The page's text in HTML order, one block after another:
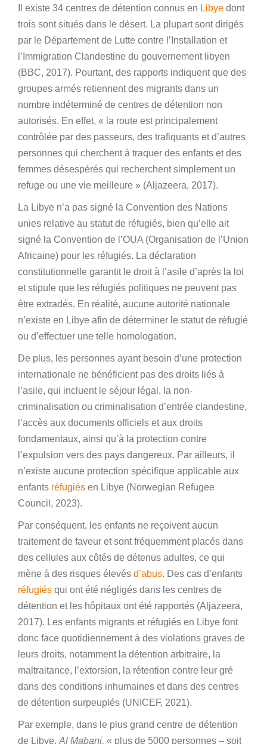
Il existe 34 centres de détention connus en Libye dont
trois sont situés dans le désert. La plupart sont dirigés
par le Département de Lutte contre l’Installation et
l’Immigration Clandestine du gouvernement libyen
(BBC, 2017). Pourtant, des rapports indiquent que des
groupes armés retiennent des migrants dans un
nombre indéterminé de centres de détention non
autorisés. En effet, « la route est principalement
contrôlée par des passeurs, des trafiquants et d’autres
personnes qui cherchent à traquer des enfants et des
femmes désespérés qui recherchent simplement un
refuge ou une vie meilleure » (Aljazeera, 2017).
La Libye n’a pas signé la Convention des Nations
unies relative au statut de réfugiés, bien qu’elle ait
signé la Convention de l’OUA (Organisation de l’Union
Africaine) pour les réfugiés. La déclaration
constitutionnelle garantit le droit à l’asile d’après la loi
et stipule que les réfugiés politiques ne peuvent pas
être extradés. En réalité, aucune autorité nationale
n’existe en Libye afin de déterminer le statut de réfugié
ou d’effectuer une telle homologation.
De plus, les personnes ayant besoin d’une protection
internationale ne bénéficient pas des droits liés à
l’asile, qui incluent le séjour légal, la non-
criminalisation ou criminalisation d’entrée clandestine,
l’accès aux documents officiels et aux droits
fondamentaux, ainsi qu’à la protection contre
l’expulsion vers des pays dangereux. Par ailleurs, il
n’existe aucune protection spécifique applicable aux
enfants réfugiés en Libye (Norwegian Refugee
Council, 2023).
Par conséquent, les enfants ne reçoivent aucun
traitement de faveur et sont fréquemment placés dans
des cellules aux côtés de détenus adultes, ce qui
mène à des risques élevés d’abus. Des cas d’enfants
réfugiés qui ont été négligés dans les centres de
détention et les hôpitaux ont été rapportés (Aljazeera,
2017). Les enfants migrants et réfugiés en Libye font
donc face quotidiennement à des violations graves de
leurs droits, notamment la détention arbitraire, la
maltraitance, l’extorsion, la rétention contre leur gré
dans des conditions inhumaines et dans des centres
de détention surpeuplés (UNICEF, 2021).
Par exemple, dans le plus grand centre de détention
de Libye, Al Mabani, « plus de 5000 personnes – soit